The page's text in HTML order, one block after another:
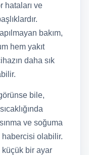
hataları ve
bakım,
hem yakıt
daha sık
bile,
ve soğuma
habercisi olabilir.
küçük bir ayar